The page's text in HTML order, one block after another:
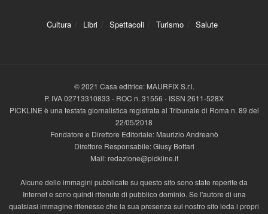
Cultura Libri Spettacoli Turismo Salute
© 2021 Casa editrice: MAURFIX S.r.l.
P. IVA 02713310833 - ROC n. 31556 - ISSN 2611-528X
PICKLINE è una testata giornalistica registrata al Tribunale di Roma n. 89 del
22/05/2018
Fondatore e Direttore Editoriale: Maurizio Andreanò
Direttore Responsabile: Giusy Bottari
Mail: redazione@pickline.it
Alcune delle immagini pubblicate su questo sito sono state reperite da
Internet e sono quindi ritenute di pubblico dominio. Se l'autore di una
qualsiasi immagine ritenesse che la sua presenza sul nostro sito leda i propri